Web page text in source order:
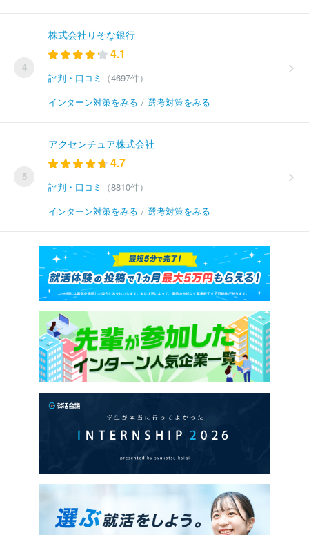
4
株式会社りそな銀行
4.1
評判・口コミ
（4697件）
インターン対策をみる / 選考対策をみる
5
アクセンチュア株式会社
4.7
評判・口コミ
（8810件）
インターン対策をみる / 選考対策をみる